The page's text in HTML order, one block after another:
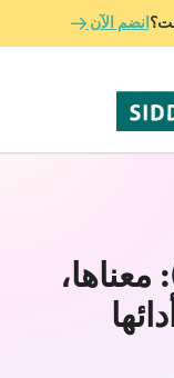
انضم الآن